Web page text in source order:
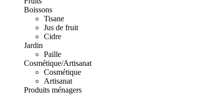
Boissons
Tisane
Jus de fruit
Cidre
Jardin
Paille
Cosmétique/Artisanat
Cosmétique
Artisanat
Produits ménagers